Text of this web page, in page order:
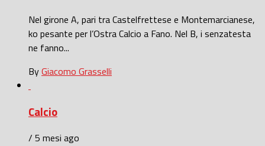
Nel girone A, pari tra Castelfrettese e Montemarcianese,
ko pesante per l’Ostra Calcio a Fano. Nel B, i senzatesta
ne fanno...
ByGiacomo Grasselli
Calcio
/ 5 mesi ago